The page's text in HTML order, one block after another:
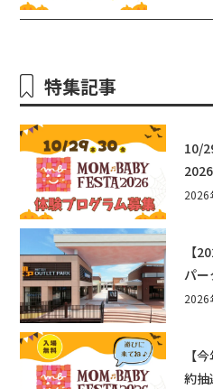
エリ守
特集記事
10/
ゃん
2026
【
パー
まと
2026
【
約抽